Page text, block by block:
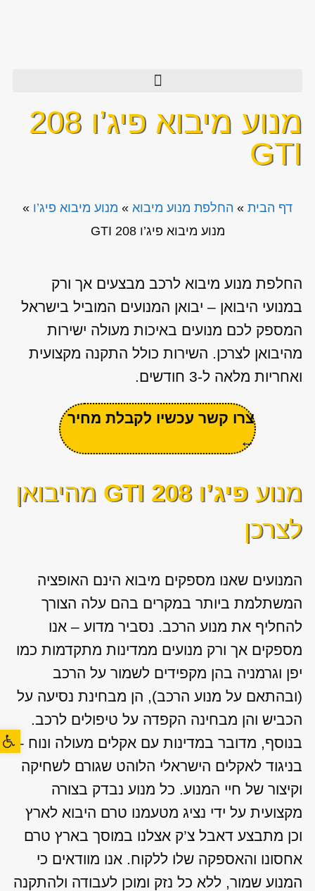
מנוע מיבוא פיג’ו 208
GTI
דף הבית» החלפת מנוע מיבוא» מנוע מיבוא פיג’ו»
מנוע מיבוא פיג’ו 208 GTI
החלפת מנוע מיבוא לרכב מבצעים אך ורק
במנועי היבואן – יבואן המנועים המוביל בישראל
המספק לכם מנועים באיכות מעולה ישירות
מהיבואן לצרכן. השירות כולל התקנה מקצועית
ואחריות מלאה ל-3 חודשים.
צרו קשר עכשיו לקבלת מחיר
←
מנוע פיג’ו 208 GTI
מהיבואן
לצרכן
המנועים שאנו מספקים מיבוא הינם האופציה
המשתלמת ביותר במקרים בהם עלה הצורך
להחליף את מנוע הרכב. נסביר מדוע – אנו
מספקים אך ורק מנועים ממדינות מתקדמות כמו
יפן וגרמניה בהן מקפידים לשמור על הרכב
(ובהתאם על מנוע הרכב), הן מבחינת נסיעה על
הכביש והן מבחינה הקפדה על טיפולים לרכב.
בנוסף, מדובר במדינות עם אקלים מעולה ונוח –
בניגוד לאקלים הישראלי הלוהט שגורם לשחיקה
וקיצור של חיי המנוע. כל מנוע נבדק בצורה
מקצועית על ידי נציג מטעמנו טרם היבוא לארץ
וכן מתבצע דאבל צ’ק אצלנו במוסך בארץ טרם
אחסונו והאספקה שלו ללקוח. אנו מוודאים כי
המנוע שמור, ללא כל נזק ומוכן לעבודה ולהתקנה
פתח